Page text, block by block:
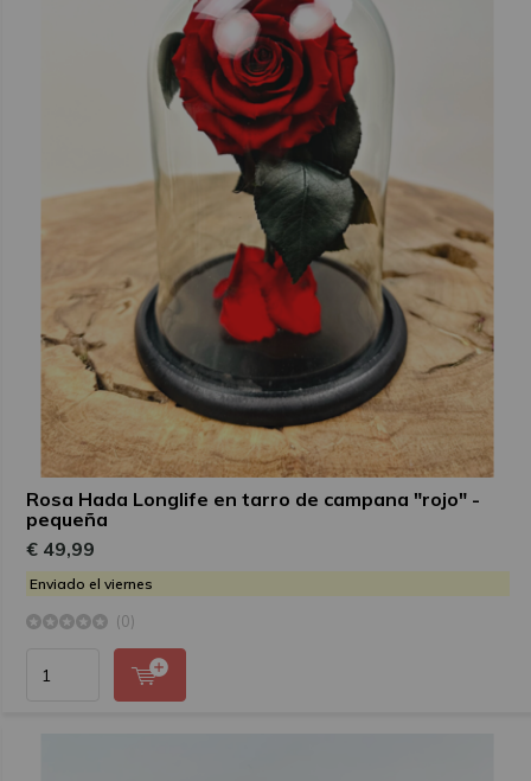
Rosa Hada Longlife en tarro de campana "rojo" -
pequeña
€ 49,99
Enviado el viernes
(0)